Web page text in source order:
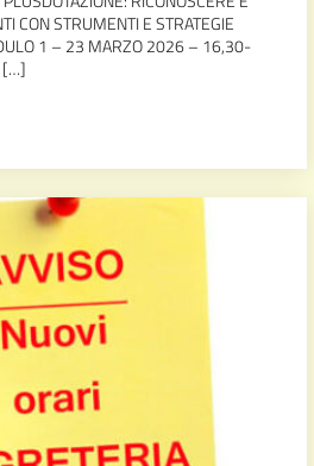
CON STRUMENTI E STRATEGIE
1 – 23 MARZO 2026 – 16,30-
[…]